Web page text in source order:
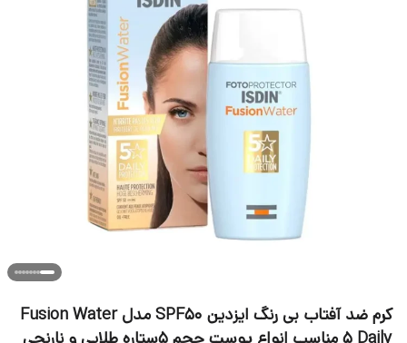
کرم ضد آفتاب بی رنگ ایزدین SPF50 مدل Fusion Water